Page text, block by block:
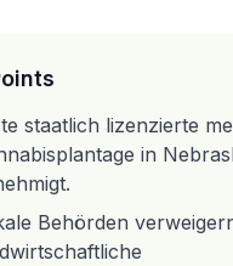
staatlich lizenzierte
in
Behörden